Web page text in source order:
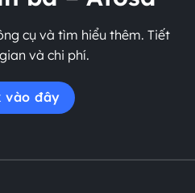
cụ và tìm hiểu thêm. Tiết
và chi phí.
vào đây